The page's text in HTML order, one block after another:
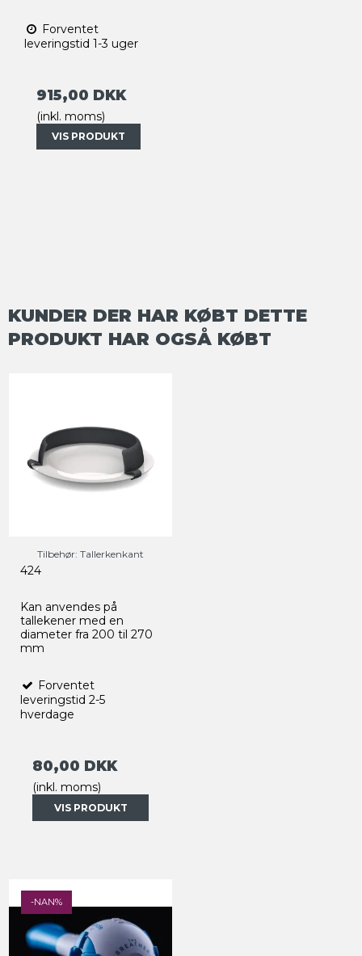
Forventet
leveringstid 1-3 uger
915,00 DKK
(inkl. moms)
VIS PRODUKT
KUNDER DER HAR KØBT DETTE
PRODUKT HAR OGSÅ KØBT
Tilbehør: Tallerkenkant
424
Kan anvendes på
tallekener med en
diameter fra 200 til 270
mm
Forventet
leveringstid 2-5
hverdage
80,00 DKK
(inkl. moms)
VIS PRODUKT
-NAN%